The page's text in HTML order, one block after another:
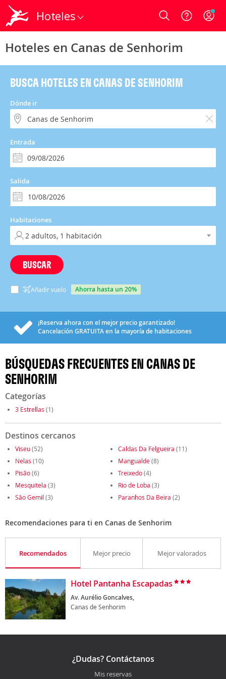
Hoteles Login
Hoteles en Canas de Senhorim
BUSCA HOTELES EN CANAS DE SENHORIM
Dónde ir
Entrada
Salida
Habitaciones
BUSCAR
Añadir vuelo ahorra hasta un 20%
¡Reserva ahora con el mejor precio garantizado!
Cancelación GRATUITAen la mayoría de habitaciones
BÚSQUEDAS FRECUENTES EN CANAS DE
SENHORIM
Categorías
3 Estrellas (1)
Destinos cercanos
Viseu(52) Caldas Da Felgueira (11)
Nelas (10) Mangualde(8)
Pisão(6) Treixedo(4)
Mesquitela (3) Rio de Loba (3)
São Gemil (3) Paranhos Da Beira (2)
Recomendaciones para ti en Canas de Senhorim
Recomendados Mejor precio Mejor valorados
Hotel Pantanha Escapadas
Av. Aurélio Goncalves,
Canas de Senhorim
¿Dudas? Contáctanos
Mis reservas